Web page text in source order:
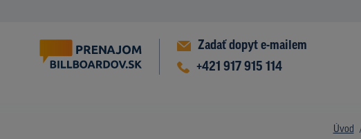
Zadať dopyt e-mailem
+421 917 915 114
Úvod